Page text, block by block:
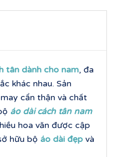
tân dành cho nam, đa
khác nhau. Sản
cẩn thận và chất
áo dài cách tân nam
hoa văn được cập
hữu bộ áo dài đẹp và